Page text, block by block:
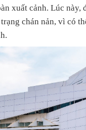
xuất cảnh. Lúc này,
chán nản, vì có